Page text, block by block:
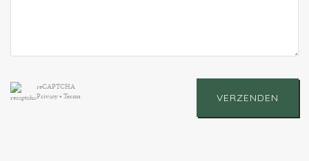
reCAPTCHA
Privacy• Terms VERZENDEN